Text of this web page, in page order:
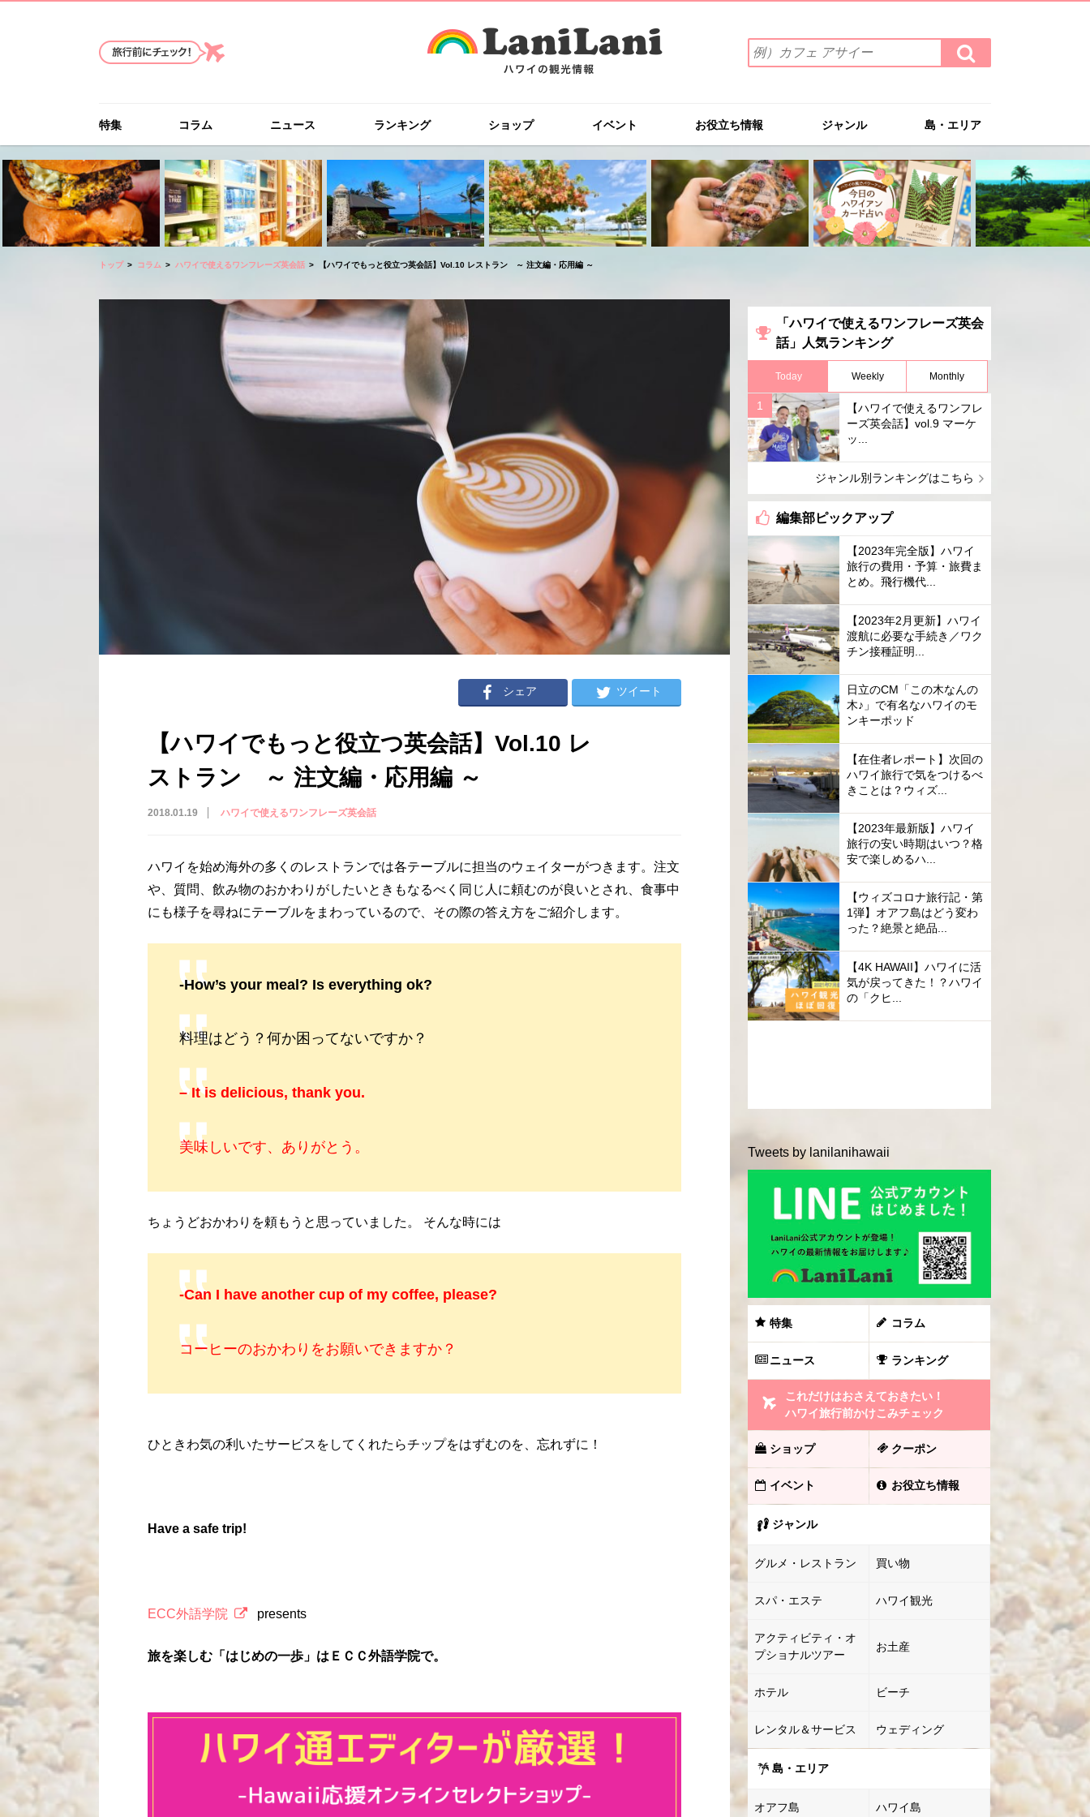
索
ワ
を
入
力
(例）
カ
フ
ェ
イ
ー
検
索
す
特集 コラム ニュース ランキング ショップ イベント お役立ち情報 ジャンル 島・エリア
トップ コラム ハワイで使えるワンフレーズ英会話 【ハワイでもっと役立つ英会話】Vol.10 レストラン ～ 注文編・応用編 ～
シェア ツイート
【ハワイでもっと役立つ英会話】Vol.10 レ
ストラン ～ 注文編・応用編 ～
2018.01.19 ハワイで使えるワンフレーズ英会話
ハワイを始め海外の多くのレストランでは各テーブルに担当のウェイターがつきます。注文
や、質問、飲み物のおかわりがしたいときもなるべく同じ人に頼むのが良いとされ、食事中
にも様子を尋ねにテーブルをまわっているので、その際の答え方をご紹介します。
-How’s your meal? Is everything ok?
料理はどう？何か困ってないですか？
– It is delicious, thank you.
美味しいです、ありがとう。
ちょうどおかわりを頼もうと思っていました。 そんな時には
-Can I have another cup of my coffee, please?
コーヒーのおかわりをお願いできますか？
ひときわ気の利いたサービスをしてくれたらチップをはずむのを、忘れずに！
Have a safe trip!
ECC外語学院 presents
旅を楽しむ「はじめの一歩」はＥＣＣ外語学院で。
「ハワイで使えるワンフレーズ英会
話」人気ランキング
Today Weekly Monthly
【ハワイで使えるワンフレ
ーズ英会話】vol.9 マーケ
ッ...
ジャンル別ランキングはこちら
編集部ピックアップ
【2023年完全版】ハワイ
旅行の費用・予算・旅費ま
とめ。飛行機代...
【2023年2月更新】ハワイ
渡航に必要な手続き／ワク
チン接種証明...
日立のCM「この木なんの
木♪」で有名なハワイのモ
ンキーポッド
【在住者レポート】次回の
ハワイ旅行で気をつけるべ
きことは？ウィズ...
【2023年最新版】ハワイ
旅行の安い時期はいつ？格
安で楽しめるハ...
【ウィズコロナ旅行記・第
1弾】オアフ島はどう変わ
った？絶景と絶品...
【4K HAWAII】ハワイに活
気が戻ってきた！？ハワイ
の「クヒ...
Tweets by lanilanihawaii
特集 コラム
ニュース ランキング
これだけはおさえておきたい！
ハワイ旅行前かけこみチェック
ショップ クーポン
イベント お役立ち情報
ジャンル
グルメ・レストラン 買い物
スパ・エステ ハワイ観光
アクティビティ・オ
プショナルツアー
お土産
ホテル ビーチ
レンタル＆サービス ウェディング
島・エリア
オアフ島 ハワイ島